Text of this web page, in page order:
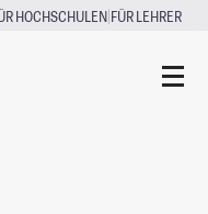
HOCHSCHULEN|FÜR LEHRER